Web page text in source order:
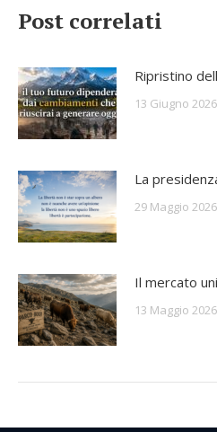
Post correlati
Ripristino
13 Giugno 2026
La
29 Maggio 2026
Il mercato
13 Maggio 2026